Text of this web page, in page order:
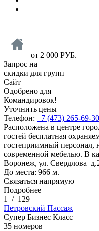
от 2 000 РУБ.
Запрос на
скидки для групп
Сайт
Одобрено для
Командировок!
Уточнить цены
Телефон: +7 (473) 265-69-30
Расположена в центре
гостей бесплатная
гостеприимный персонал,
современной мебелью. В
Воронеж, ул. Свердлова
До места: 966 м.
Связаться напрямую
Подробнее
1
/ 129
Петровский Пассаж
Супер Бизнес Класс
35 номеров